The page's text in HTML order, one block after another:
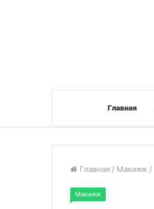
Главная
Главная / Макияж /
Макияж